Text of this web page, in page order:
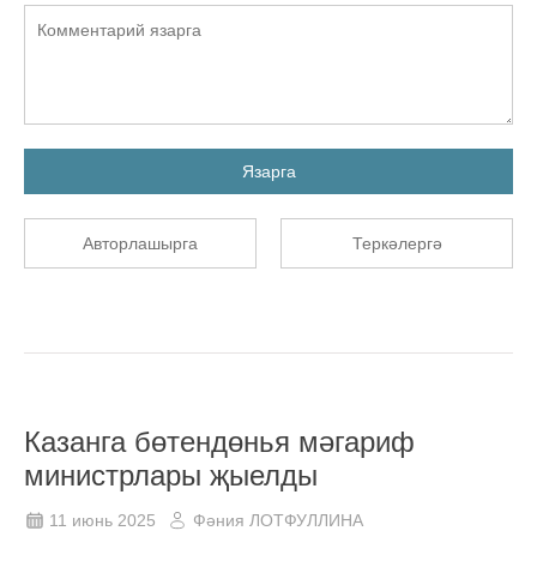
Язарга
Авторлашырга Теркәлергә
Казанга бөтендөнья мәгариф
министрлары җыелды
11 июнь 2025 Фәния ЛОТФУЛЛИНА